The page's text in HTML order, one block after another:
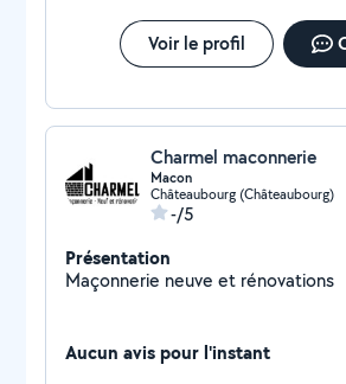
Voir le profil
Charmel maconnerie
Macon
Châteaubourg (Châteaubourg)
-/5
Présentation
Maçonnerie neuve et rénovations
Aucun avis pour l'instant